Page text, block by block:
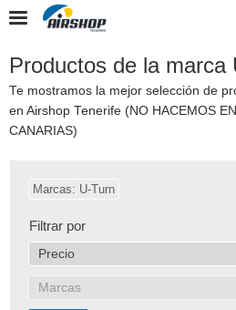
Productos de la marca
Te mostramos la mejor selección de
en Airshop Tenerife (NO HACEMOS
CANARIAS)
Marcas: U-Turn
Filtrar por
Precio
Marcas